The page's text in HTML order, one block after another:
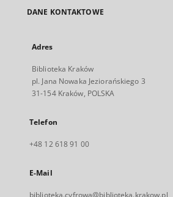
DANE KONTAKTOWE
Adres
Biblioteka Kraków
pl. Jana Nowaka Jeziorańskiego 3
31-154 Kraków, POLSKA
Telefon
+48 12 618 91 00
E-Mail
biblioteka.cyfrowa@biblioteka.krakow.pl